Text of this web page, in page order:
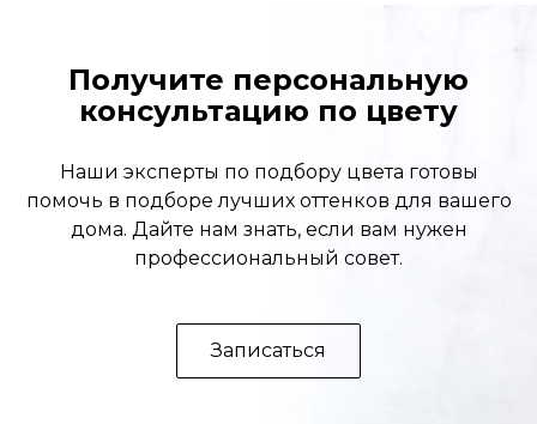
Получите персональную
консультацию по цвету
Наши эксперты по подбору цвета готовы
помочь в подборе лучших оттенков для вашего
дома. Дайте нам знать, если вам нужен
профессиональный совет.
Записаться